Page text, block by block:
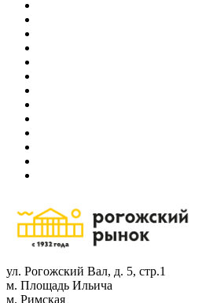
ул. Рогожский Вал, д. 5, стр.1
м. Площадь Ильича
м. Римская